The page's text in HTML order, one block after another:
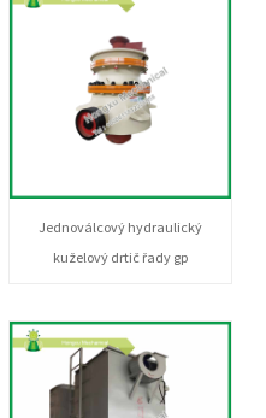
Jednoválcový hydraulický
kuželový drtič řady gp